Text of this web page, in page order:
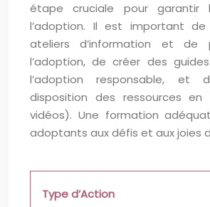
étape cruciale pour garantir
l’adoption. Il est important
ateliers d’information et de
l’adoption, de créer des
l’adoption responsable,
disposition des ressources en
vidéos). Une formation
adoptants aux défis et aux joies
Type d’Action